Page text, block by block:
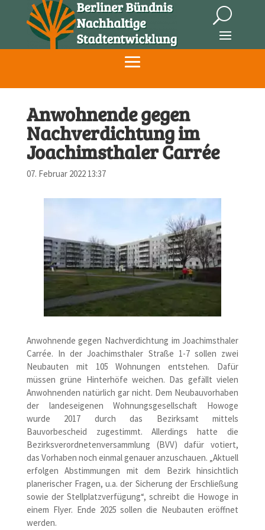
Anwohnende gegen
Nachverdichtung im
Joachimsthaler Carrée
07. Februar 2022 13:37
Anwohnende gegen Nachverdichtung im Joachimsthaler
Carrée. In der Joachimsthaler Straße 1-7 sollen zwei
Neubauten mit 105 Wohnungen entstehen. Dafür
müssen grüne Hinterhöfe weichen. Das gefällt vielen
Anwohnenden natürlich gar nicht. Dem Neubauvorhaben
der landeseigenen Wohnungsgesellschaft Howoge
wurde 2017 durch das Bezirksamt mittels
Bauvorbescheid zugestimmt. Allerdings hatte die
Bezirksverordnetenversammlung (BVV) dafür votiert,
das Vorhaben noch einmal genauer anzuschauen. „Aktuell
erfolgen Abstimmungen mit dem Bezirk hinsichtlich
planerischer Fragen, u.a. der Sicherung der Erschließung
sowie der Stellplatzverfügung“, schreibt die Howoge in
einem Flyer. Ende 2025 sollen die Neubauten eröffnet
werden.